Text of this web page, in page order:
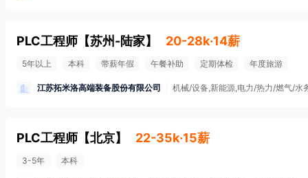
PLC工程师 【苏州-陆家】 20-28k·14薪
5年以上 本科 带薪年假 午餐补助 定期体检 年度旅游
江苏拓米洛高端装备股份有限公司 机械/设备,新能源,电力/热力/燃气/水
PLC工程师 【北京】 22-35k·15薪
3-5年 本科